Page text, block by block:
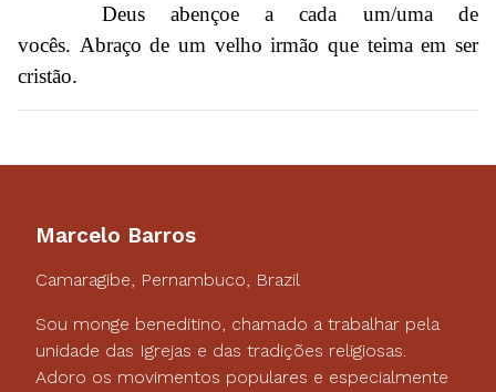
Deus abençoe a cada um/uma de
vocês. Abraço de um velho irmão que teima em ser
cristão.
Marcelo Barros
Camaragibe, Pernambuco, Brazil
Sou monge beneditino, chamado a trabalhar pela
unidade das Igrejas e das tradições religiosas.
Adoro os movimentos populares e especialmente